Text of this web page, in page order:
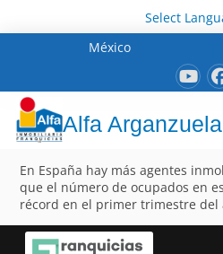
Select
México
Alfa Arganzuela
En España hay más agentes
que el número de ocupados en
récord en el primer trimestre del